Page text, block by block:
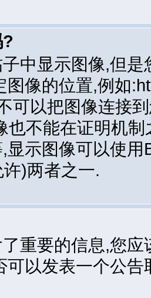
中显示图像,但
图像的位置,例如
可以把图像连接
也不能在证明机
显示图像可以使
)两者之一.
重要的信息,您
可以发表一个公